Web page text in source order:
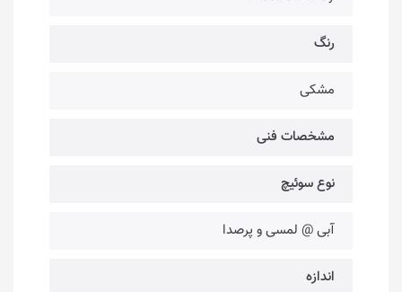
رنگ
مشکی
مشخصات فنی
نوع سوئیچ
آبی @ لمسی و پرصدا
اندازه